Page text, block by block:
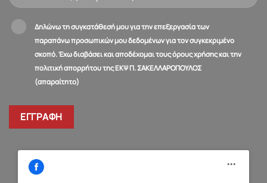
Δηλώνω τη συγκατάθεσή μου για την επεξεργασία των
παραπάνω προσωπικών μου δεδομένων για τον συγκεκριμένο
σκοπό. Έχω διαβάσει και αποδέχομαι τους όρους χρήσης και την
πολιτική απορρήτου της ΕΚΨ Π. ΣΑΚΕΛΛΑΡΟΠΟΥΛΟΣ
(απαραίτητο)